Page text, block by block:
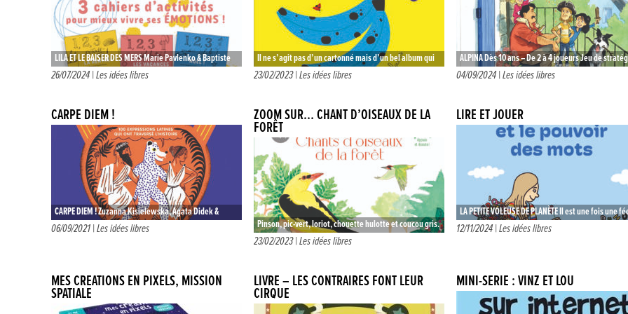
LILA ET LE BAISER DES MERS Marie Pavlenko & Baptiste
Puaud Dès 6 ans – Album Éditions Glénat Jeunesse
26/07/2024 |Les idées libres
Il ne s’agit pas d’un cartonné mais d’un bel album qui
met à l’honneur les couleurs et les objets, animaux…
23/02/2023 |Les idées libres
ALPINA Dès 10 ans – De 2 à 4 joueurs Jeu de
Éditions HELVETIQ 17€90 Notons d’abord qu’Alpina
04/09/2024 |Les idées libres
CARPE DIEM !
CARPE DIEM ! Zuzanna Kisielewska, Agata Didek &
Malgorzata Nowak Dès 9 ans – (ravissant) Livre
06/09/2021 |Les idées libres
ZOOM SUR… CHANT D’OISEAUX DE LA
FORÊT
Pinson, pic-vert, loriot, chouette hulotte et coucou gris.
Voici les protagonistes de ce livre musical enchanteur.
23/02/2023 |Les idées libres
LIRE ET JOUER
LA PETITE VOLEUSE DE PLANÈTE Il est une fois une
Une fée qui s’ennuie parce que les humains ne…
12/11/2024 |Les idées libres
MES CRÉATIONS EN PIXELS, MISSION
SPATIALE
LIVRE – LES CONTRAIRES FONT LEUR
CIRQUE
MINI-SÉRIE : VINZ ET LOU